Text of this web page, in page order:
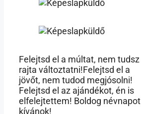
Felejtsd el a múltat, nem tudsz
rajta változtatni!Felejtsd el a
jövőt, nem tudod megjósolni!
Felejtsd el az ajándékot, én is
elfelejtettem! Boldog névnapot
kívánok!